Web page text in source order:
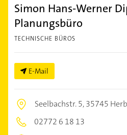
Simon Hans-Werner
Planungsbüro
TECHNISCHE BÜROS
E-Mail
Seelbachstr. 5,35745
02772 6 18 13